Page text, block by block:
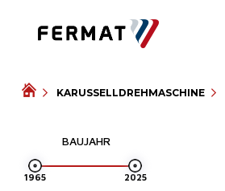
KARUSSELLDREHMASCHINE
BAUJAHR